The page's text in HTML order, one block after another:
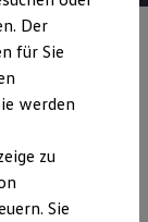
0,00 €
Der
für Sie
werden
zu
Sie